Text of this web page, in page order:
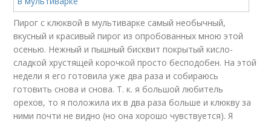
Пирог с клюквой в мультиварке самый необычный,
вкусный и красивый пирог из опробованных мною этой
осенью. Нежный и пышный бисквит покрытый кисло-
сладкой хрустящей корочкой просто бесподобен. На этой
недели я его готовила уже два раза и собираюсь
готовить снова и снова. Т. к. я большой любитель
орехов, то я положила их в два раза больше и клюкву за
ними почти не видно (но она хорошо чувствуется). Я